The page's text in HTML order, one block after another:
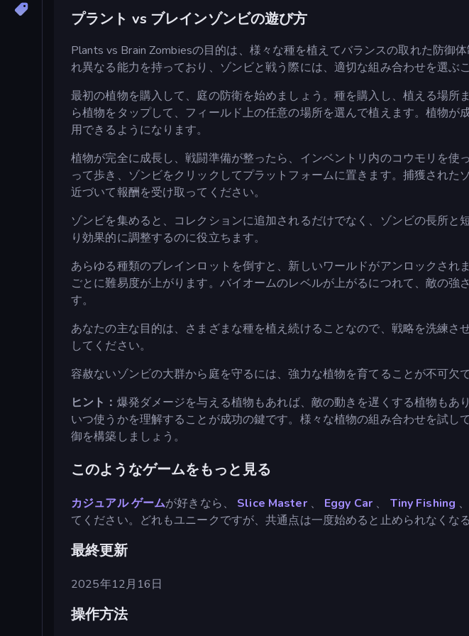
プラント vs ブレインゾンビの遊び方
Plants vs Brain Zombiesの目的は、様々な種を植えてバランスの取れた防御
れ異なる能力を持っており、ゾンビと戦う際には、適切な組み合わせを選ぶ
最初の植物を購入して、庭の防衛を始めましょう。種を購入し、植える場所
ら植物をタップして、フィールド上の任意の場所を選んで植えます。植物が
用できるようになります。
植物が完全に成長し、戦闘準備が整ったら、インベントリ内のコウモリを使
って歩き、ゾンビをクリックしてプラットフォームに置きます。捕獲された
近づいて報酬を受け取ってください。
ゾンビを集めると、コレクションに追加されるだけでなく、ゾンビの長所と
り効果的に調整するのに役立ちます。
あらゆる種類のブレインロットを倒すと、新しいワールドがアンロックされ
ごとに難易度が上がります。バイオームのレベルが上がるにつれて、敵の強
す。
あなたの主な目的は、さまざまな種を植え続けることなので、戦略を洗練さ
してください。
容赦ないゾンビの大群から庭を守るには、強力な植物を育てることが不可欠で
ヒント： 爆発ダメージを与える植物もあれば、敵の動きを遅くする植物もあ
いつ使うかを理解することが成功の鍵です。様々な植物の組み合わせを試し
御を構築しましょう。
このようなゲームをもっと見る
カジュアル ゲームが好きなら、 Slice Master、 Eggy Car 、 Tiny Fishing 、
てください。どれもユニークですが、共通点は一度始めると止められなくなる
最終更新
2025年12月16日
操作方法